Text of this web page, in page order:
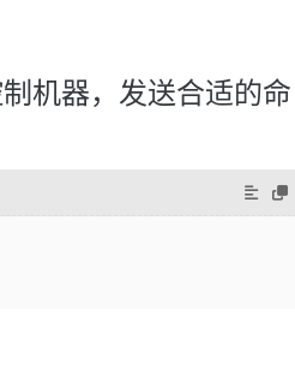
机器，发送合适的命